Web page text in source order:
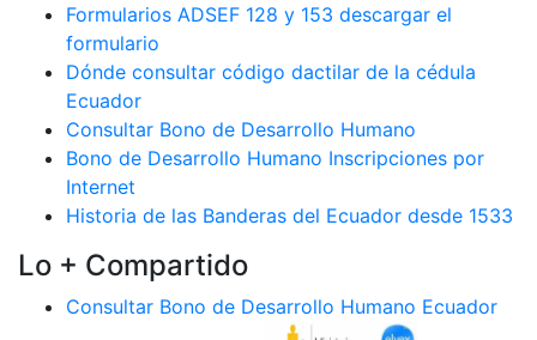
Formularios ADSEF 128 y 153 descargar el
formulario
Dónde consultar código dactilar de la cédula
Ecuador
Consultar Bono de Desarrollo Humano
Bono de Desarrollo Humano Inscripciones por
Internet
Historia de las Banderas del Ecuador desde 1533
Lo + Compartido
Consultar Bono de Desarrollo Humano Ecuador